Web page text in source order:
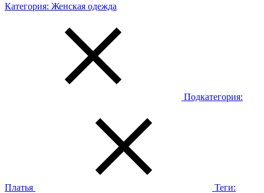
Категория: Женская одежда
Подкатегория:
Платья Теги: